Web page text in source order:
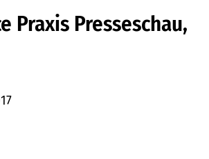
teilen
linkedIn teilen
auf Facebook teilen
kopieren
Artikel per Mail teilen
Praxis Presseschau,